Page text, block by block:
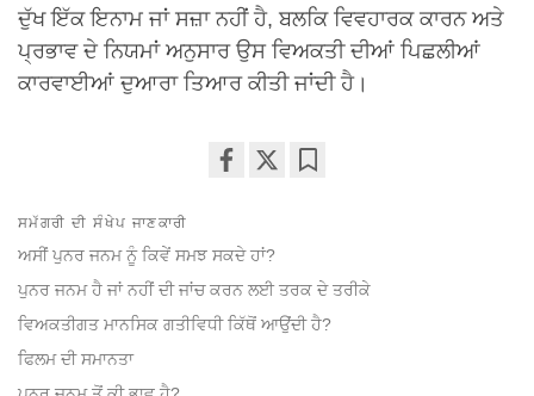
ਦੁੱਖ ਇੱਕ ਇਨਾਮ ਜਾਂ ਸਜ਼ਾ ਨਹੀਂ ਹੈ, ਬਲਕਿ ਵਿਵਹਾਰਕ ਕਾਰਨ ਅਤੇ
ਪ੍ਰਭਾਵ ਦੇ ਨਿਯਮਾਂ ਅਨੁਸਾਰ ਉਸ ਵਿਅਕਤੀ ਦੀਆਂ ਪਿਛਲੀਆਂ
ਕਾਰਵਾਈਆਂ ਦੁਆਰਾ ਤਿਆਰ ਕੀਤੀ ਜਾਂਦੀ ਹੈ।
facebook
ਸਮੱਗਰੀ ਦੀ ਸੰਖੇਪ ਜਾਣਕਾਰੀ
ਅਸੀਂ ਪੁਨਰ ਜਨਮ ਨੂੰ ਕਿਵੇਂ ਸਮਝ ਸਕਦੇ ਹਾਂ?
ਪੁਨਰ ਜਨਮ ਹੈ ਜਾਂ ਨਹੀਂ ਦੀ ਜਾਂਚ ਕਰਨ ਲਈ ਤਰਕ ਦੇ ਤਰੀਕੇ
ਵਿਅਕਤੀਗਤ ਮਾਨਸਿਕ ਗਤੀਵਿਧੀ ਕਿੱਥੋਂ ਆਉਂਦੀ ਹੈ?
ਫਿਲਮ ਦੀ ਸਮਾਨਤਾ